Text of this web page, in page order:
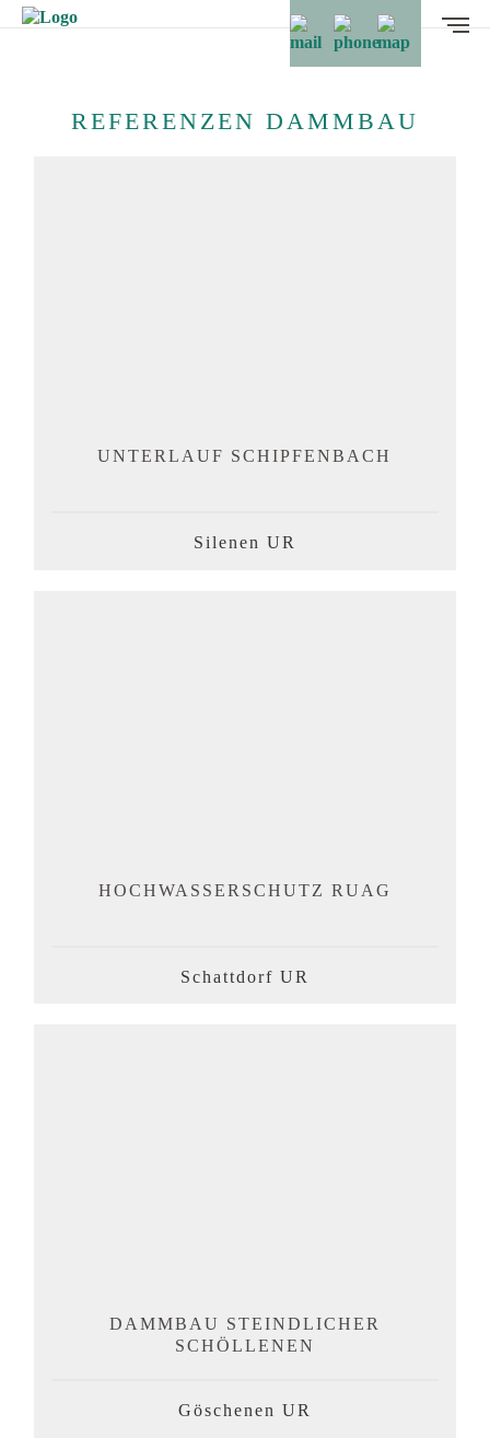
REFERENZEN DAMMBAU
UNTERLAUF SCHIPFENBACH
Silenen UR
HOCHWASSERSCHUTZ RUAG
Schattdorf UR
DAMMBAU STEINDLICHER
SCHÖLLENEN
Göschenen UR